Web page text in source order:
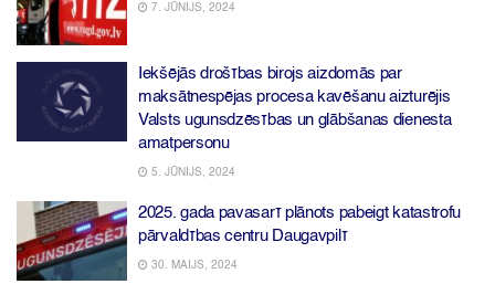
7. JŪNIJS, 2024
Iekšējās drošības birojs aizdomās par
maksātnespējas procesa kavēšanu aizturējis
Valsts ugunsdzēsības un glābšanas dienesta
amatpersonu
5. JŪNIJS, 2024
2025. gada pavasarī plānots pabeigt katastrofu
pārvaldības centru Daugavpilī
30. MAIJS, 2024